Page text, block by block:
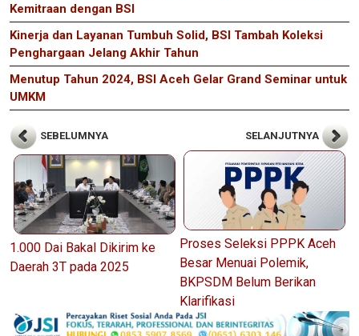
Kemitraan dengan BSI
Kinerja dan Layanan Tumbuh Solid, BSI Tambah Koleksi
Penghargaan Jelang Akhir Tahun
Menutup Tahun 2024, BSI Aceh Gelar Grand Seminar untuk
UMKM
SEBELUMNYA
1.000 Dai Bakal Dikirim ke
Daerah 3T pada 2025
SELANJUTNYA
Proses Seleksi PPPK Aceh
Besar Menuai Polemik,
BKPSDM Belum Berikan
Klarifikasi